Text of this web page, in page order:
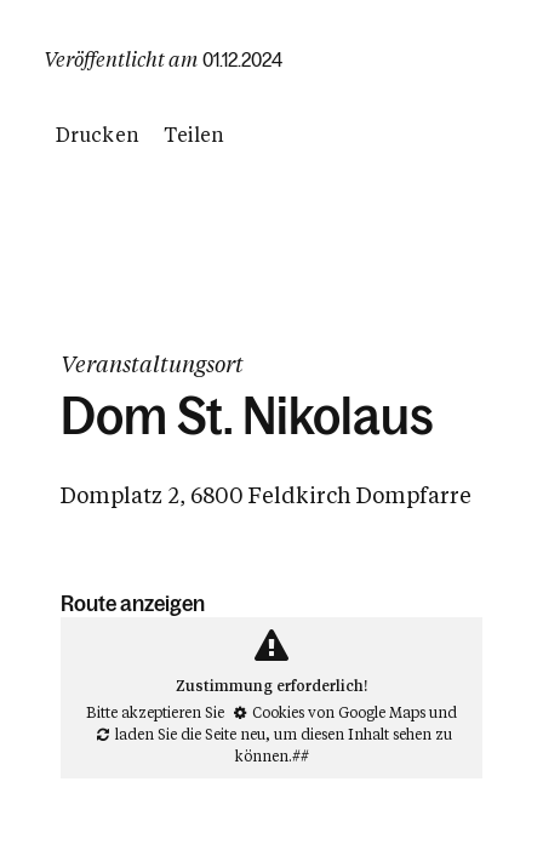
Veröffentlicht am 01.12.2024
Drucken Teilen
Veranstaltungsort
Dom St. Nikolaus
Domplatz 2, 6800 Feldkirch Dompfarre
Route anzeigen
Zustimmung erforderlich!
Bitte akzeptieren Sie
Cookies von Google Mapsund
laden Sie die Seite neu, um diesen Inhalt sehen zu
können.##